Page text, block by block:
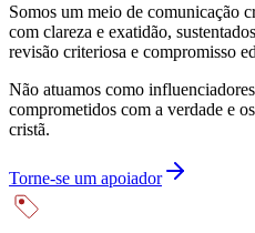
Somos um meio de comunicação
com clareza e exatidão,
revisão criteriosa e compromisso
Não atuamos como
comprometidos com a verdade e
cristã.
Torne-se um apoiador